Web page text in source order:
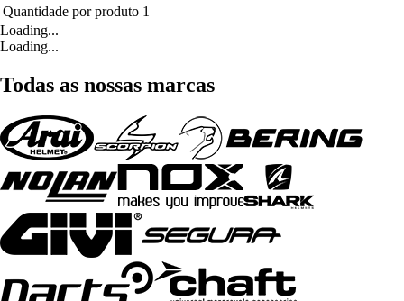
Quantidade por produto 1
Loading...
Loading...
Todas as nossas marcas